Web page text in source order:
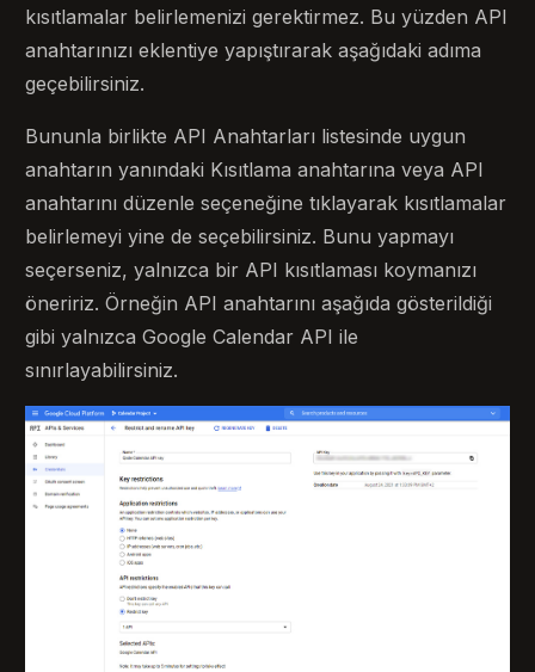
kısıtlamalar belirlemenizi gerektirmez. Bu yüzden API
anahtarınızı eklentiye yapıştırarak aşağıdaki adıma
geçebilirsiniz.
Bununla birlikte API Anahtarları listesinde uygun
anahtarın yanındaki Kısıtlama anahtarına veya API
anahtarını düzenle seçeneğine tıklayarak kısıtlamalar
belirlemeyi yine de seçebilirsiniz. Bunu yapmayı
seçerseniz, yalnızca bir API kısıtlaması koymanızı
öneririz. Örneğin API anahtarını aşağıda gösterildiği
gibi yalnızca Google Calendar API ile
sınırlayabilirsiniz.